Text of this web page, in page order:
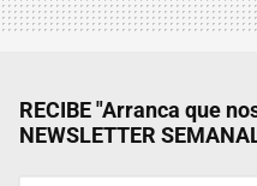
RECIBE "Arranca que
NEWSLETTER